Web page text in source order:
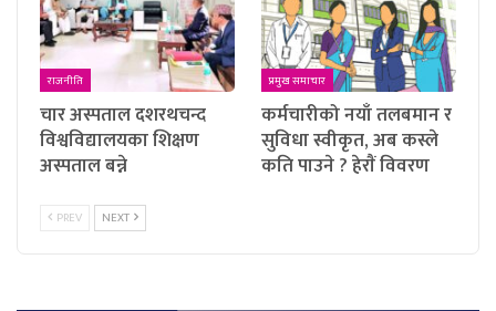
राजनीति
चार अस्पताल दशरथचन्द
विश्वविद्यालयका शिक्षण
अस्पताल बन्ने
प्रमुख समाचार
कर्मचारीको नयाँ तलबमान र
सुविधा स्वीकृत, अब कस्ले
कति पाउने ? हेराैं विवरण
PREV NEXT